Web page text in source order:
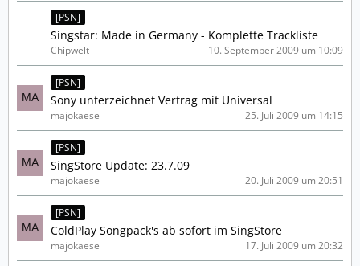
[PSN]
Singstar: Made in Germany - Komplette Trackliste
Chipwelt 10. September 2009 um 10:09
[PSN]
Sony unterzeichnet Vertrag mit Universal
majokaese 25. Juli 2009 um 14:15
[PSN]
SingStore Update: 23.7.09
majokaese 20. Juli 2009 um 20:51
[PSN]
ColdPlay Songpack's ab sofort im SingStore
majokaese 17. Juli 2009 um 20:32